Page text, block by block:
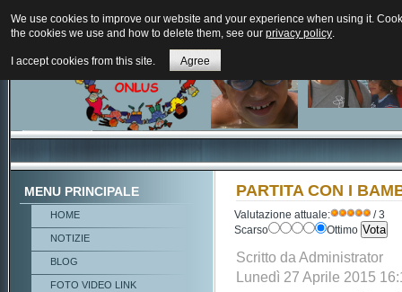
MENU PRINCIPALE
HOME
NOTIZIE
BLOG
FOTO VIDEO LINK
PARTITA CON I
Valutazione attuale:
/ 3
Scarso
Ottimo
Scritto da Administrator
Lunedì 27 Aprile 2015
We use cookies to improve our website and your experience when using it.
the cookies we use and how to delete them, see our privacy policy.
I accept cookies from this site. Agree